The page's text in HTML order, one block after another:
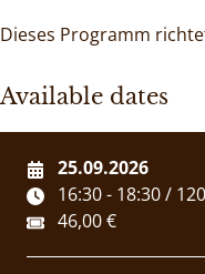
Dieses Programm
Available dates
25.09.2026
16:30 - 18:30 /
46,00 €